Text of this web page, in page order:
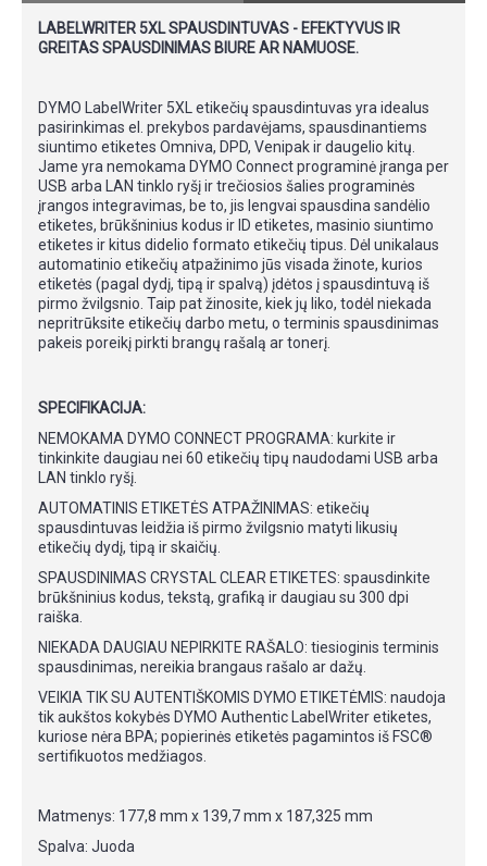
LABELWRITER 5XL SPAUSDINTUVAS - EFEKTYVUS IR
GREITAS SPAUSDINIMAS BIURE AR NAMUOSE.
DYMO LabelWriter 5XL etikečių spausdintuvas yra idealus
pasirinkimas el. prekybos pardavėjams, spausdinantiems
siuntimo etiketes Omniva, DPD, Venipak ir daugelio kitų.
Jame yra nemokama DYMO Connect programinė įranga per
USB arba LAN tinklo ryšį ir trečiosios šalies programinės
įrangos integravimas, be to, jis lengvai spausdina sandėlio
etiketes, brūkšninius kodus ir ID etiketes, masinio siuntimo
etiketes ir kitus didelio formato etikečių tipus. Dėl unikalaus
automatinio etikečių atpažinimo jūs visada žinote, kurios
etiketės (pagal dydį, tipą ir spalvą) įdėtos į spausdintuvą iš
pirmo žvilgsnio. Taip pat žinosite, kiek jų liko, todėl niekada
nepritrūksite etikečių darbo metu, o terminis spausdinimas
pakeis poreikį pirkti brangų rašalą ar tonerį.
SPECIFIKACIJA:
NEMOKAMA DYMO CONNECT PROGRAMA: kurkite ir
tinkinkite daugiau nei 60 etikečių tipų naudodami USB arba
LAN tinklo ryšį.
AUTOMATINIS ETIKETĖS ATPAŽINIMAS: etikečių
spausdintuvas leidžia iš pirmo žvilgsnio matyti likusių
etikečių dydį, tipą ir skaičių.
SPAUSDINIMAS CRYSTAL CLEAR ETIKETES: spausdinkite
brūkšninius kodus, tekstą, grafiką ir daugiau su 300 dpi
raiška.
NIEKADA DAUGIAU NEPIRKITE RAŠALO: tiesioginis terminis
spausdinimas, nereikia brangaus rašalo ar dažų.
VEIKIA TIK SU AUTENTIŠKOMIS DYMO ETIKETĖMIS: naudoja
tik aukštos kokybės DYMO Authentic LabelWriter etiketes,
kuriose nėra BPA; popierinės etiketės pagamintos iš FSC®
sertifikuotos medžiagos.
Matmenys: 177,8 mm x 139,7 mm x 187,325 mm
Spalva: Juoda